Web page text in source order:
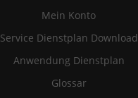
Mein Konto
Service Dienstplan Download
Anwendung Dienstplan
Glossar